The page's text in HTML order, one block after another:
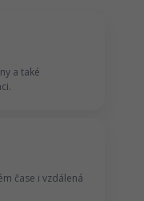
a také
čase i vzdálená